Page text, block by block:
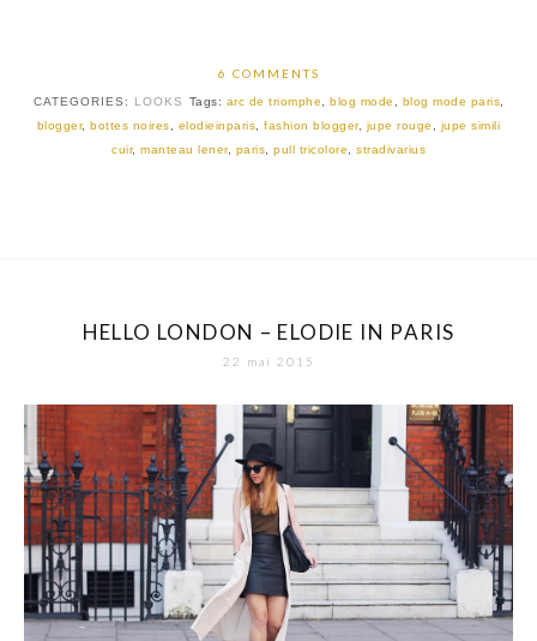
6 COMMENTS
CATEGORIES: LOOKS Tags: arc de triomphe blog mode blog mode paris
blogger,bottes noires elodieinparis ,fashion blogger, jupe rouge
jupe simili
cuir, manteau lener, paris pull tricolore stradivarius
HELLO LONDON – ELODIE IN PARIS
22 mai 2015